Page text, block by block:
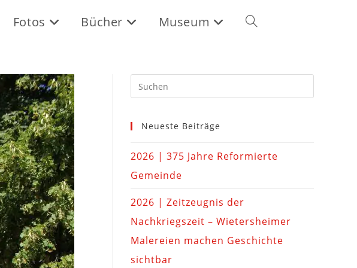
Fotos Bücher Museum
Neueste Beiträge
2026 | 375 Jahre Reformierte
Gemeinde
2026 | Zeitzeugnis der
Nachkriegszeit – Wietersheimer
Malereien machen Geschichte
sichtbar